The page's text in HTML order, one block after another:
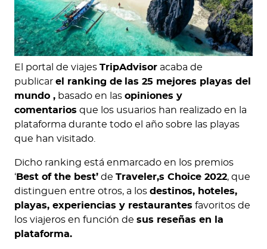
El portal de viajes TripAdvisor acaba de
publicar el ranking de las 25 mejores playas del
mundo , basado en las opiniones y
comentarios que los usuarios han realizado en la
plataforma durante todo el año sobre las playas
que han visitado.
Dicho ranking está enmarcado en los premios
‘ Best of the best’ de Traveler,s Choice 2022, que
distinguen entre otros, a los destinos, hoteles,
playas, experiencias y restaurantes favoritos de
los viajeros en función de sus reseñas en la
plataforma.